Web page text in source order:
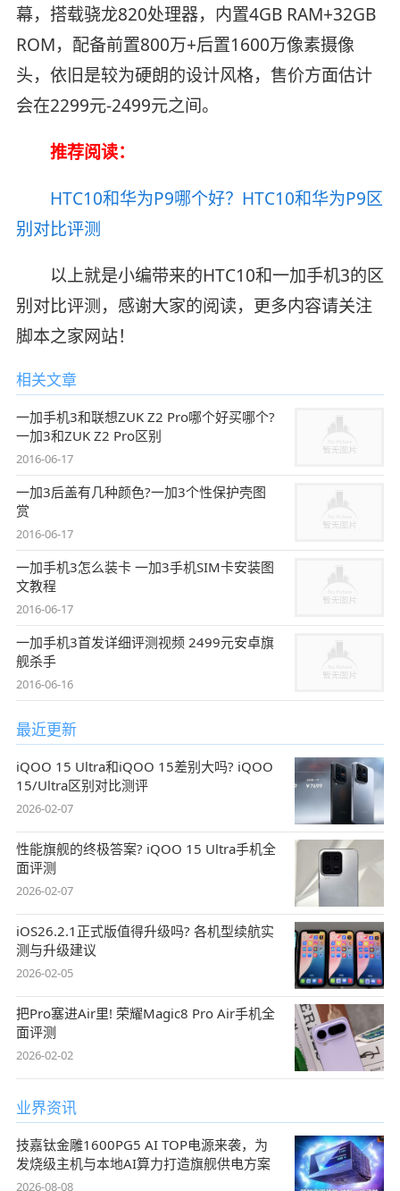
幕，搭载骁龙820处理器，内置4GB RAM+32GB
ROM，配备前置800万+后置1600万像素摄像
头，依旧是较为硬朗的设计风格，售价方面估计
会在2299元-2499元之间。
推荐阅读：
HTC10和华为P9哪个好？HTC10和华为P9区
别对比评测
以上就是小编带来的HTC10和一加手机3的区
别对比评测，感谢大家的阅读，更多内容请关注
脚本之家网站！
相关文章
一加手机3和联想ZUK Z2 Pro哪个好买哪个?
一加3和ZUK Z2 Pro区别
2016-06-17
一加3后盖有几种颜色?一加3个性保护壳图
赏
2016-06-17
一加手机3怎么装卡 一加3手机SIM卡安装图
文教程
2016-06-17
一加手机3首发详细评测视频 2499元安卓旗
舰杀手
2016-06-16
最近更新
iQOO 15 Ultra和iQOO 15差别大吗? iQOO
15/Ultra区别对比测评
2026-02-07
性能旗舰的终极答案? iQOO 15 Ultra手机全
面评测
2026-02-07
iOS26.2.1正式版值得升级吗? 各机型续航实
测与升级建议
2026-02-05
把Pro塞进Air里! 荣耀Magic8 Pro Air手机全
面评测
2026-02-02
业界资讯
技嘉钛金雕1600PG5 AI TOP电源来袭，为
发烧级主机与本地AI算力打造旗舰供电方案
2026-08-08